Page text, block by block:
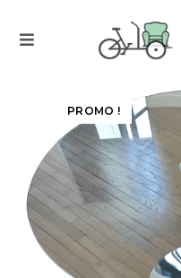
PROMO !